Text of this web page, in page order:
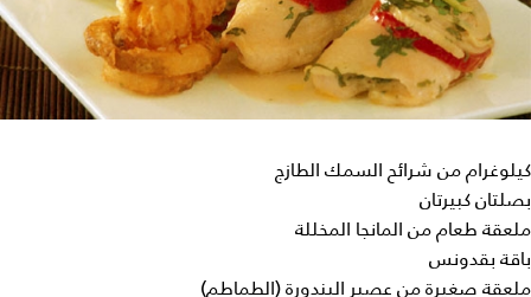
كيلوغرام من شرائح السمك الطازج
بصلتان كبيرتان
ملعقة طعام من المانجا المخللة
باقة بقدونس
ملعقة صغيرة من عصير البندورة (الطماطم)